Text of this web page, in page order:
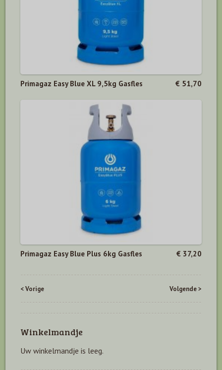
Primagaz Easy Blue XL 9,5kg Gasfles € 51,70
Primagaz Easy Blue Plus 6kg Gasfles € 37,20
< Vorige Volgende >
Winkelmandje
Uw winkelmandje is leeg.